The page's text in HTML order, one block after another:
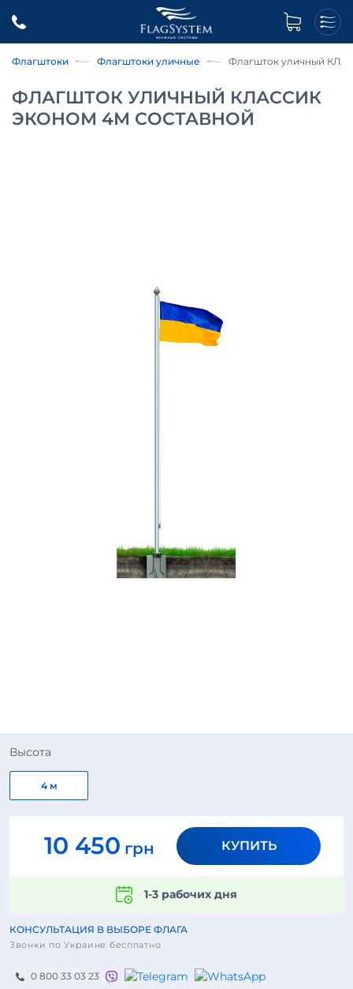
Флагштоки Флагштоки уличные Флагшток уличный
ФЛАГШТОК УЛИЧНЫЙ КЛАССИК
ЭКОНОМ 4М СОСТАВНОЙ
Высота
4 м
10 450 грн КУПИТЬ
1-3 рабочих дня
КОНСУЛЬТАЦИЯ В ВЫБОРЕ ФЛАГА
Звонки по Украине бесплатно
0 800 33 03 23